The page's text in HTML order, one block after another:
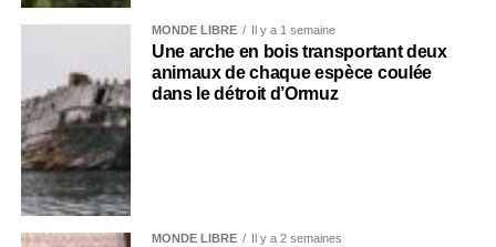
MONDE LIBRE Il y a 1 semaine
Une arche en bois transportant deux
animaux de chaque espèce coulée
dans le détroit d’Ormuz
MONDE LIBRE Il y a 2 semaines